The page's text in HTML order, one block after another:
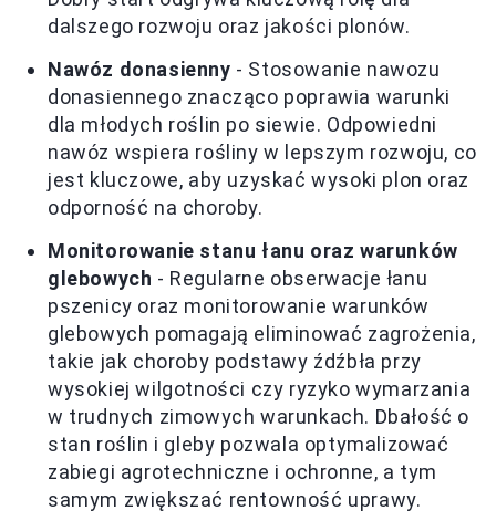
dalszego rozwoju oraz jakości plonów.
Nawóz donasienny - Stosowanie nawozu
donasiennego znacząco poprawia warunki
dla młodych roślin po siewie. Odpowiedni
nawóz wspiera rośliny w lepszym rozwoju, co
jest kluczowe, aby uzyskać wysoki plon oraz
odporność na choroby.
Monitorowanie stanu łanu oraz warunków
glebowych - Regularne obserwacje łanu
pszenicy oraz monitorowanie warunków
glebowych pomagają eliminować zagrożenia,
takie jak choroby podstawy źdźbła przy
wysokiej wilgotności czy ryzyko wymarzania
w trudnych zimowych warunkach. Dbałość o
stan roślin i gleby pozwala optymalizować
zabiegi agrotechniczne i ochronne, a tym
samym zwiększać rentowność uprawy.